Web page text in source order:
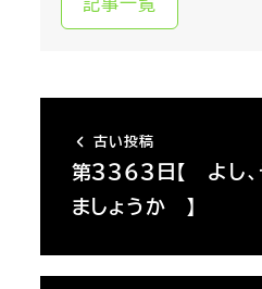
古い投稿
第３３６３日【 よし
ましょうか 】